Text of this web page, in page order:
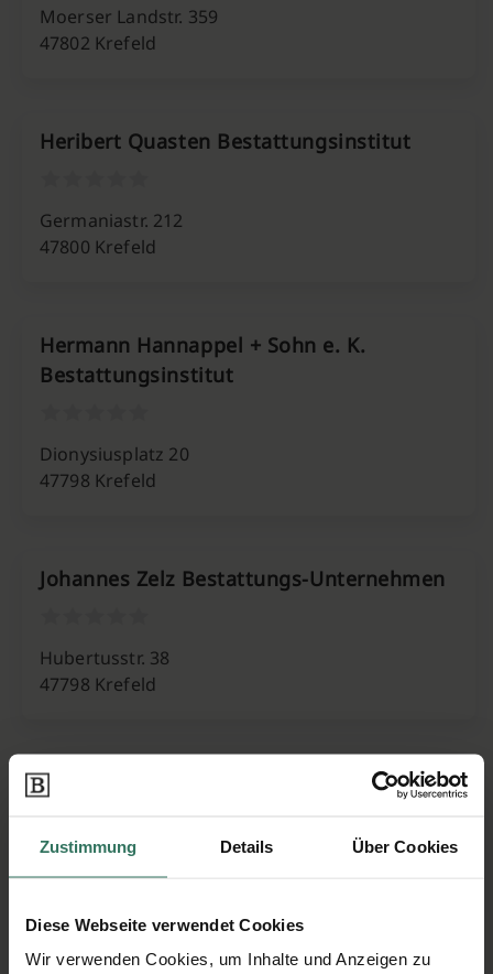
Zustimmung Details Über Cookies
Diese Webseite verwendet Cookies
Wir verwenden Cookies, um Inhalte und Anzeigen zu
Moerser Landstr. 359
47802 Krefeld
Heribert Quasten Bestattungsinstitut
Germaniastr. 212
47800 Krefeld
Hermann Hannappel + Sohn e. K.
Bestattungsinstitut
Dionysiusplatz 20
47798 Krefeld
Johannes Zelz Bestattungs-Unternehmen
Hubertusstr. 38
47798 Krefeld
Josef Schmitz Beerdigungsinstitut e. K.
Hülser Str. 482